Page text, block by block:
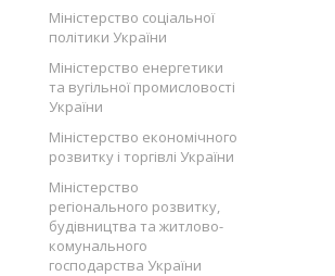
Міністерство соціальної
політики України
Міністерство енергетики
та вугільної промисловості
України
Міністерство економічного
розвитку і торгівлі України
Міністерство
регіонального розвитку,
будівництва та житлово-
комунального
господарства України